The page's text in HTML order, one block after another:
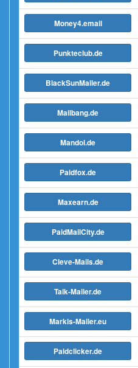
Money4.email
Punkteclub.de
BlackSunMailer.de
Mailbang.de
Mandol.de
Paidfox.de
Maxearn.de
PaidMailCity.de
Cleve-Mails.de
Talk-Mailer.de
Markis-Mailer.eu
Paidclicker.de